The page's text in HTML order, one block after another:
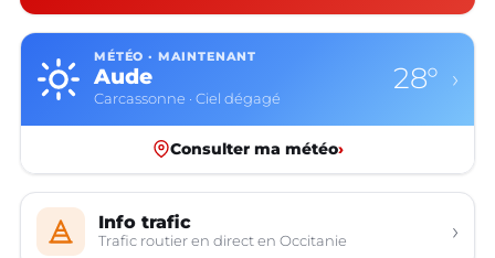
MÉTÉO · MAINTENANT
Aude
Carcassonne · Ciel dégagé
28° ›
Consulter ma météo›
Info trafic
Trafic routier en direct en Occitanie ›